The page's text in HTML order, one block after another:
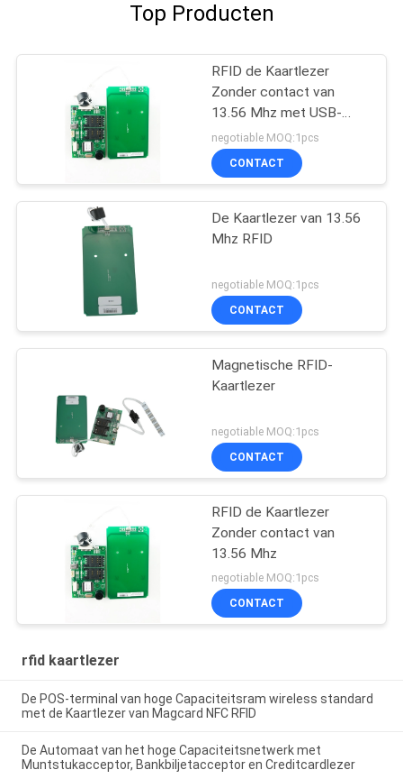
Top Producten
RFID de Kaartlezer
Zonder contact van
13.56 Mhz met USB-
Interface, IC-Kaartlezer
negotiable MOQ:1pcs
CONTACT
De Kaartlezer van 13.56
Mhz RFID
negotiable MOQ:1pcs
CONTACT
Magnetische RFID-
Kaartlezer
negotiable MOQ:1pcs
CONTACT
RFID de Kaartlezer
Zonder contact van
13.56 Mhz
negotiable MOQ:1pcs
CONTACT
rfid kaartlezer
De POS-terminal van hoge Capaciteitsram wireless standard
met de Kaartlezer van Magcard NFC RFID
De Automaat van het hoge Capaciteitsnetwerk met
Muntstukacceptor, Bankbiljetacceptor en Creditcardlezer